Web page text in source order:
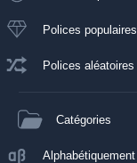
Polices populaires
Polices aléatoires
Catégories
Alphabétiquement